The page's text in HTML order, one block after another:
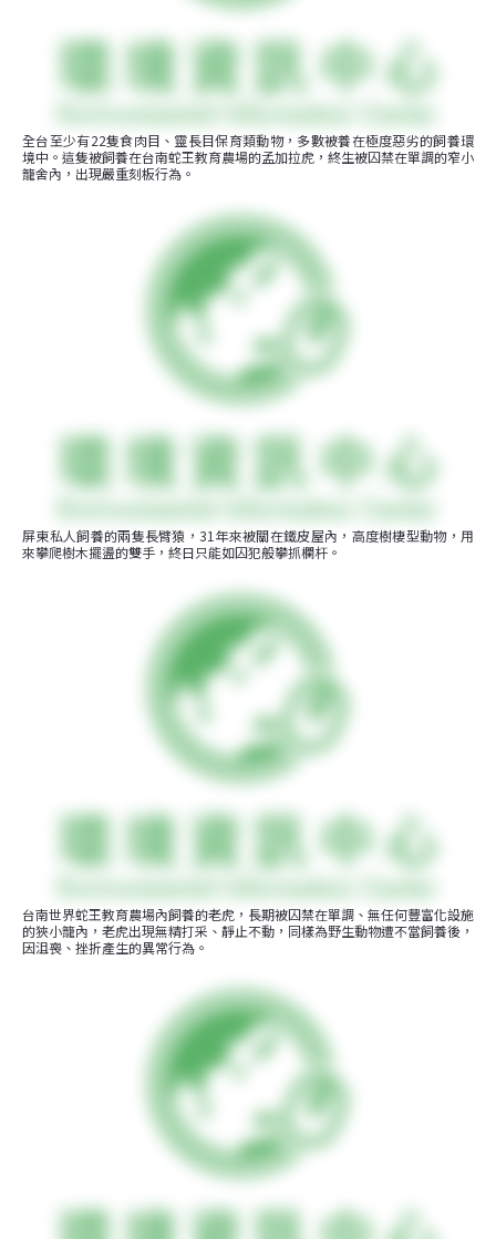
全台至少有22隻食肉目、靈長目保育類動物，多數被養在極度惡劣的飼養環
境中。這隻被飼養在台南蛇王教育農場的孟加拉虎，終生被囚禁在單調的窄小
籠舍內，出現嚴重刻板行為。
屏東私人飼養的兩隻長臂猿，31年來被關在鐵皮屋內，高度樹棲型動物，用
來攀爬樹木擺盪的雙手，終日只能如囚犯般攀抓欄杆。
台南世界蛇王教育農場內飼養的老虎，長期被囚禁在單調、無任何豐富化設施
的狹小籠內，老虎出現無精打采、靜止不動，同樣為野生動物遭不當飼養後，
因沮喪、挫折產生的異常行為。